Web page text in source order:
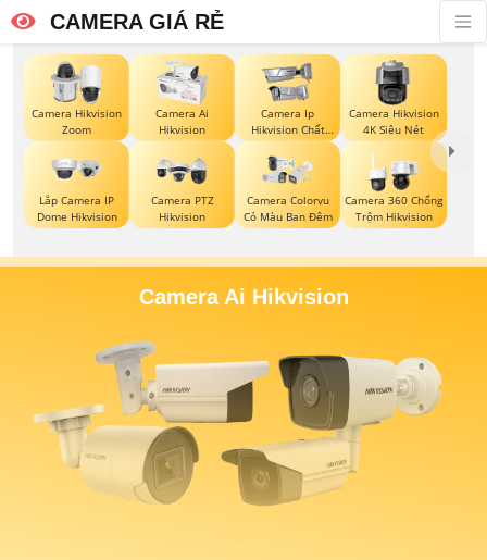
CAMERA GIÁ RẺ
Camera Hikvision
Zoom
Camera Ai
Hikvision
Camera Ip
Hikvision Chất
Lượng
Camera Hikvision
4K Siêu Nét
Lắp Camera IP
Dome Hikvision
Camera PTZ
Hikvision
Camera Colorvu
Có Màu Ban Đêm
Camera 360 Chống
Trộm Hikvision
Camera Ai Hikvision